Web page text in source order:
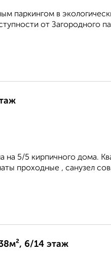
паркингом в
от Загородного
5/5 кирпичного дома.
проходные , санузел
6/14 этаж